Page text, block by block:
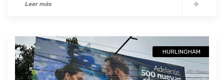
Leer más
HURLINGHAM